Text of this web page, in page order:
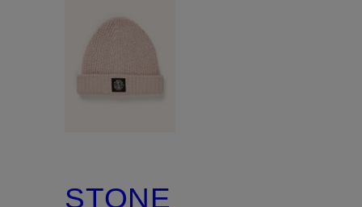
STONE